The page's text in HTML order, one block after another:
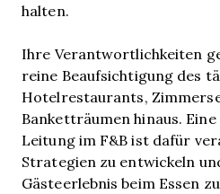
halten.
Ihre Verantwortlichkeiten
reine Beaufsichtigung des
Hotelrestaurants,
Banketträumen hinaus.
Leitung im F&B ist dafür
Strategien zu entwickeln
Gästeerlebnis beim Essen